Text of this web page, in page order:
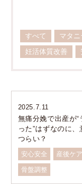
すべて マタニ
妊活体質改善
2025.7.11
無痛分娩で出産が“
った”はずなのに、
つらい？
安心安全 産後ケア
骨盤調整